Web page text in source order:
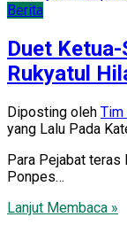
Berita
Duet
Rukyatul
Diposting oleh Tim
yang Lalu Pada
Para Pejabat teras
Ponpes…
Lanjut Membaca »